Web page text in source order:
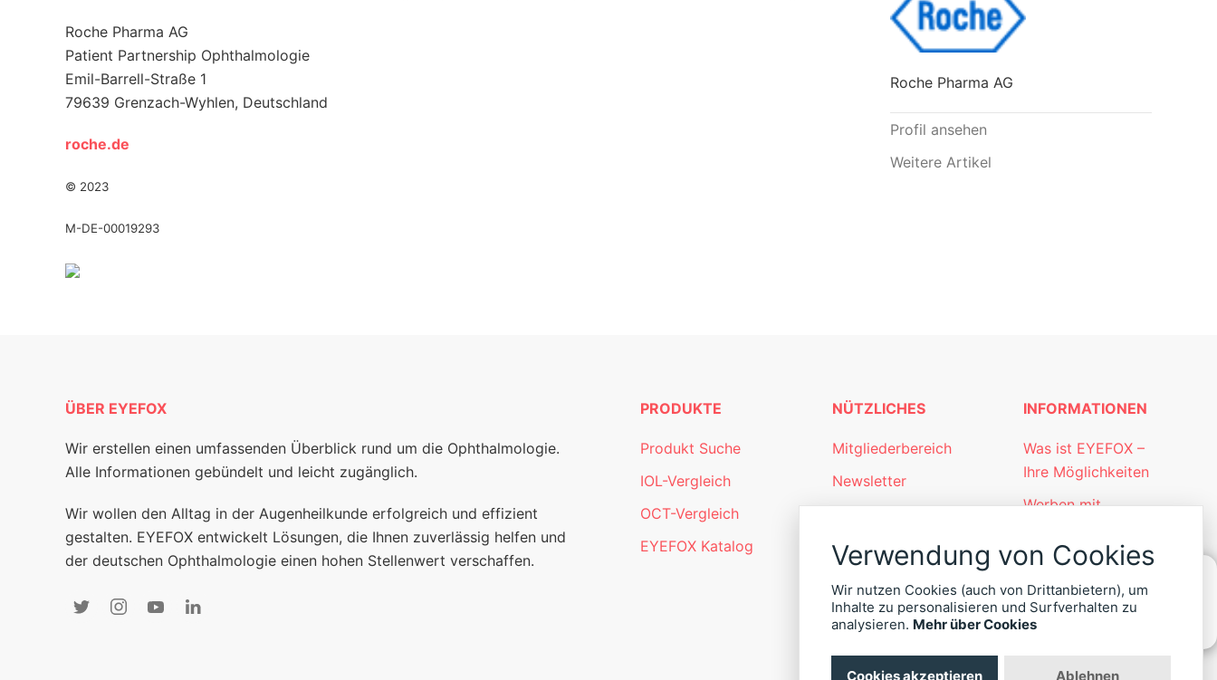
Roche Pharma AG
Patient Partnership Ophthalmologie
Emil-Barrell-Straße 1
79639 Grenzach-Wyhlen, Deutschland
roche.de
© 2023
M-DE-00019293
Roche Pharma AG
Profil ansehen
Weitere Artikel
ÜBER EYEFOX
Wir erstellen einen umfassenden Überblick rund um die Ophthalmologie.
Alle Informationen gebündelt und leicht zugänglich.
Wir wollen den Alltag in der Augenheilkunde erfolgreich und effizient
gestalten. EYEFOX entwickelt Lösungen, die Ihnen zuverlässig helfen und
der deutschen Ophthalmologie einen hohen Stellenwert verschaffen.
PRODUKTE
Produkt Suche
IOL-Vergleich
OCT-Vergleich
EYEFOX Katalog
NÜTZLICHES
Mitgliederbereich
Newsletter
INFORMATIONEN
Was ist EYEFOX –
Ihre Möglichkeiten
Werben mit
Kontakt
Datenschutz
Impressum
Verwendung von Cookies
Wir nutzen Cookies (auch von Drittanbietern), um
Inhalte zu personalisieren und Surfverhalten zu
analysieren. Mehr über Cookies
Cookies akzeptieren Ablehnen